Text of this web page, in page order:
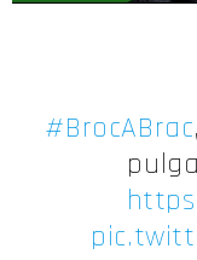
#BrocABrac